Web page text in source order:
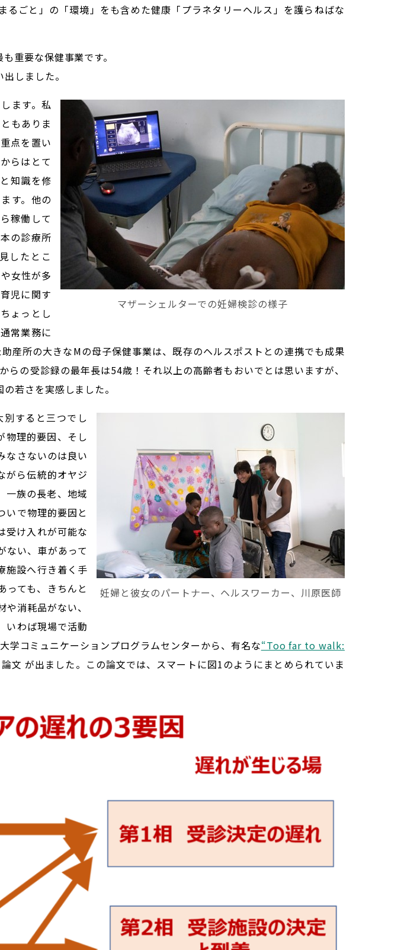
ごと」の「環境」をも含めた健康「プラネタリーヘルス」を護らねばな
重要な保健事業です。
しました。
マザーシェルターでの妊婦検診の様子
ます。私
もありま
点を置い
らはとて
知識を修
す。他の
稼働して
の診療所
したとこ
女性が多
児に関す
ょっとし
常業務に
産所の大きなMの母子保健事業は、既存のヘルスポストとの連携でも成果
の受診録の最年長は54歳！それ以上の高齢者もおいでとは思いますが、
若さを実感しました。
妊婦と彼女のパートナー、ヘルスワーカー、川原医師
すると三つでし
理的要因、そし
なさないのは良い
がら伝統的オヤジ
一族の長老、地域
いで物理的要因と
受け入れが可能な
ない、車があって
施設へ行き着く手
っても、きちんと
消耗品がない、
いわば現場で活動
コミュニケーションプログラムセンターから、有名な“Too far to walk:
文 が出ました。この論文では、スマートに図1のようにまとめられていま